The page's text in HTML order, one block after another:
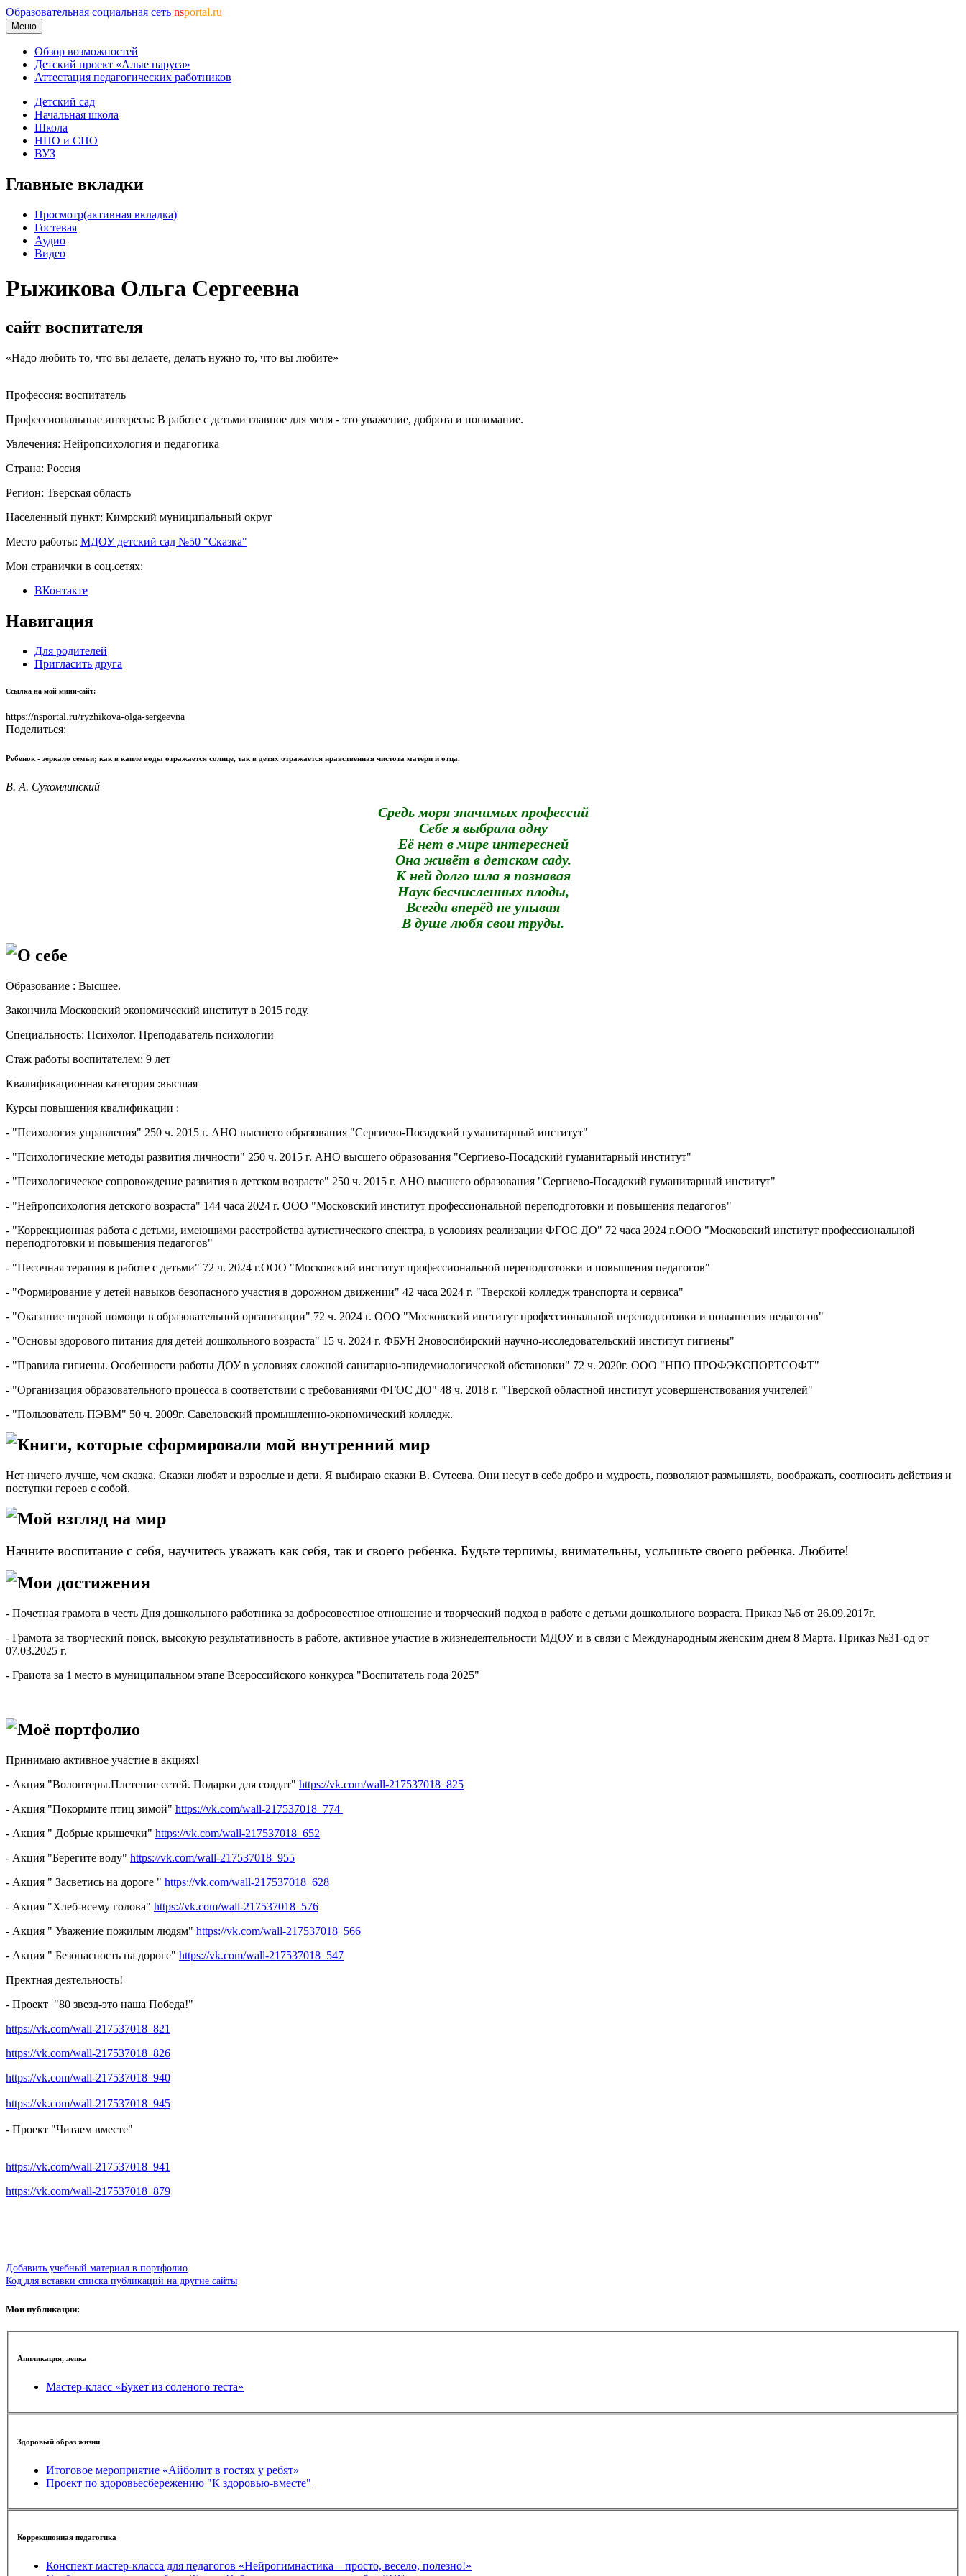
Образовательная социальная сеть nsportal.ru
Меню
Обзор возможностей
Детский проект «Алые паруса»
Аттестация педагогических работников
Детский сад
Начальная школа
Школа
НПО и СПО
ВУЗ
Главные вкладки
Просмотр(активная вкладка)
Гостевая
Аудио
Видео
Рыжикова Ольга Сергеевна
сайт воспитателя
«Надо любить то, что вы делаете, делать нужно то, что вы любите»
Профессия: воспитатель
Профессиональные интересы: В работе с детьми главное для меня - это уважение, доброта и понимание.
Увлечения: Нейропсихология и педагогика
Страна: Россия
Регион: Тверская область
Населенный пункт: Кимрский муниципальный округ
Место работы: МДОУ детский сад №50 "Сказка"
Мои странички в соц.сетях:
ВКонтакте
Навигация
Для родителей
Пригласить друга
Ссылка на мой мини-сайт:
https://nsportal.ru/ryzhikova-olga-sergeevna
Поделиться:
Ребенок - зеркало семьи; как в капле воды отражается солнце, так в детях отражается нравственная чистота матери и отца.
В. А. Сухомлинский
Средь моря значимых профессий
Себе я выбрала одну
Её нет в мире интересней
Она живёт в детском саду.
К ней долго шла я познавая
Наук бесчисленных плоды,
Всегда вперёд не унывая
В душе любя свои труды.
О себе
Образование : Высшее.
Закончила Московский экономический институт в 2015 году.
Специальность: Психолог. Преподаватель психологии
Стаж работы воспитателем: 9 лет
Квалификационная категория :высшая
Курсы повышения квалификации :
- "Психология управления" 250 ч. 2015 г. АНО высшего образования "Сергиево-Посадский гуманитарный институт"
- "Психологические методы развития личности" 250 ч. 2015 г. АНО высшего образования "Сергиево-Посадский гуманитарный институт"
- "Психологическое сопровождение развития в детском возрасте" 250 ч. 2015 г. АНО высшего образования "Сергиево-Посадский гуманитарный институт"
- "Нейропсихология детского возраста" 144 часа 2024 г. ООО "Московский институт профессиональной переподготовки и повышения педагогов"
- "Коррекционная работа с детьми, имеющими расстройства аутистического спектра, в условиях реализации ФГОС ДО" 72 часа 2024 г.ООО "Московский институт профессиональной
переподготовки и повышения педагогов"
- "Песочная терапия в работе с детьми" 72 ч. 2024 г.ООО "Московский институт профессиональной переподготовки и повышения педагогов"
- "Формирование у детей навыков безопасного участия в дорожном движении" 42 часа 2024 г. "Тверской колледж транспорта и сервиса"
- "Оказание первой помощи в образовательной организации" 72 ч. 2024 г. ООО "Московский институт профессиональной переподготовки и повышения педагогов"
- "Основы здорового питания для детей дошкольного возраста" 15 ч. 2024 г. ФБУН 2новосибирский научно-исследовательский институт гигиены"
- "Правила гигиены. Особенности работы ДОУ в условиях сложной санитарно-эпидемиологической обстановки" 72 ч. 2020г. ООО "НПО ПРОФЭКСПОРТСОФТ"
- "Организация образовательного процесса в соответствии с требованиями ФГОС ДО" 48 ч. 2018 г. "Тверской областной институт усовершенствования учителей"
- "Пользователь ПЭВМ" 50 ч. 2009г. Савеловский промышленно-экономический колледж.
Книги, которые сформировали мой внутренний мир
Нет ничего лучше, чем сказка. Сказки любят и взрослые и дети. Я выбираю сказки В. Сутеева. Они несут в себе добро и мудрость, позволяют размышлять, воображать, соотносить действия и
поступки героев с собой.
Мой взгляд на мир
Начните воспитание с себя, научитесь уважать как себя, так и своего ребенка. Будьте терпимы, внимательны, услышьте своего ребенка. Любите!
Мои достижения
- Почетная грамота в честь Дня дошкольного работника за добросовестное отношение и творческий подход в работе с детьми дошкольного возраста. Приказ №6 от 26.09.2017г.
- Грамота за творческий поиск, высокую результативность в работе, активное участие в жизнедеятельности МДОУ и в связи с Международным женским днем 8 Марта. Приказ №31-од от
07.03.2025 г.
- Граиота за 1 место в муниципальном этапе Всероссийского конкурса "Воспитатель года 2025"
Моё портфолио
Принимаю активное участие в акциях!
- Акция "Волонтеры.Плетение сетей. Подарки для солдат" https://vk.com/wall-217537018_825
- Акция "Покормите птиц зимой" https://vk.com/wall-217537018_774
- Акция " Добрые крышечки" https://vk.com/wall-217537018_652
- Акция "Берегите воду" https://vk.com/wall-217537018_955
- Акция " Засветись на дороге " https://vk.com/wall-217537018_628
- Акция "Хлеб-всему голова" https://vk.com/wall-217537018_576
- Акция " Уважение пожилым людям" https://vk.com/wall-217537018_566
- Акция " Безопасность на дороге" https://vk.com/wall-217537018_547
Пректная деятельность!
- Проект "80 звезд-это наша Победа!"
https://vk.com/wall-217537018_821
https://vk.com/wall-217537018_826
https://vk.com/wall-217537018_940
https://vk.com/wall-217537018_945
- Проект "Читаем вместе"
https://vk.com/wall-217537018_941
https://vk.com/wall-217537018_879
Добавить учебный материал в портфолио
Код для вставки списка публикаций на другие сайты
Мои публикации:
Аппликация, лепка
Мастер-класс «Букет из соленого теста»
Здоровый образ жизни
Итоговое мероприятие «Айболит в гостях у ребят»
Проект по здоровьесбережению "К здоровью-вместе"
Коррекционная педагогика
Конспект мастер-класса для педагогов «Нейрогимнастика – просто, весело, полезно!»